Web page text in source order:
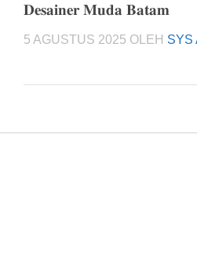
𝐃𝐞𝐬𝐚𝐢𝐧𝐞𝐫 𝐌𝐮𝐝𝐚 𝐁𝐚𝐭𝐚𝐦
5 AGUSTUS 2025 OLEH SYS